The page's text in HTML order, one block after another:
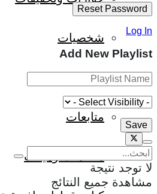
شخصيات
قراءات تاريخية
متابعات
منظمات وهيئات
Log In
Add New Playlist
لا توجد نتيجة
مشاهدة جميع النتائج